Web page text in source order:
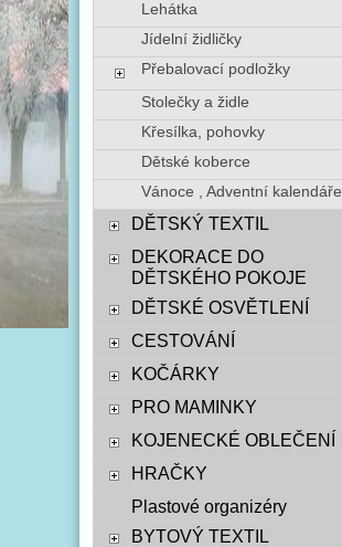
Lehátka
Jídelní židličky
Přebalovací podložky
Stolečky a židle
Křesílka, pohovky
Dětské koberce
Vánoce , Adventní kalendáře
DĚTSKÝ TEXTIL
DEKORACE DO
DĚTSKÉHO POKOJE
DĚTSKÉ OSVĚTLENÍ
CESTOVÁNÍ
KOČÁRKY
PRO MAMINKY
KOJENECKÉ OBLEČENÍ
HRAČKY
Plastové organizéry
BYTOVÝ TEXTIL